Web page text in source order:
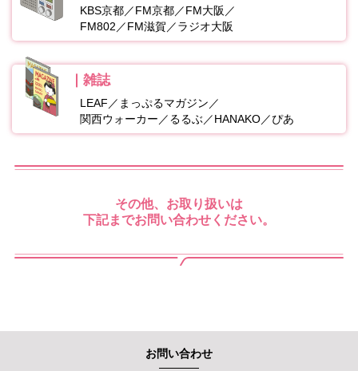
KBS京都／FM京都／FM大阪／
FM802／FM滋賀／ラジオ大阪
雑誌
LEAF／まっぷるマガジン／
関西ウォーカー／るるぶ／HANAKO／ぴあ
その他、お取り扱いは
下記までお問い合わせください。
お問い合わせ